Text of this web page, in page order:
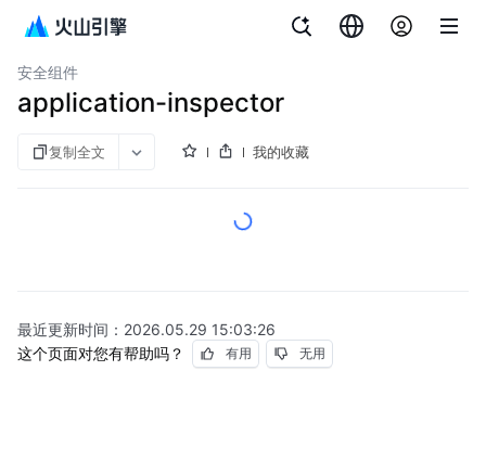
容器服务
安全组件
application-inspector
复制全文 我的收藏
最近更新时间： 2026.05.29 15:03:26
这个页面对您有帮助吗？
有用 无用